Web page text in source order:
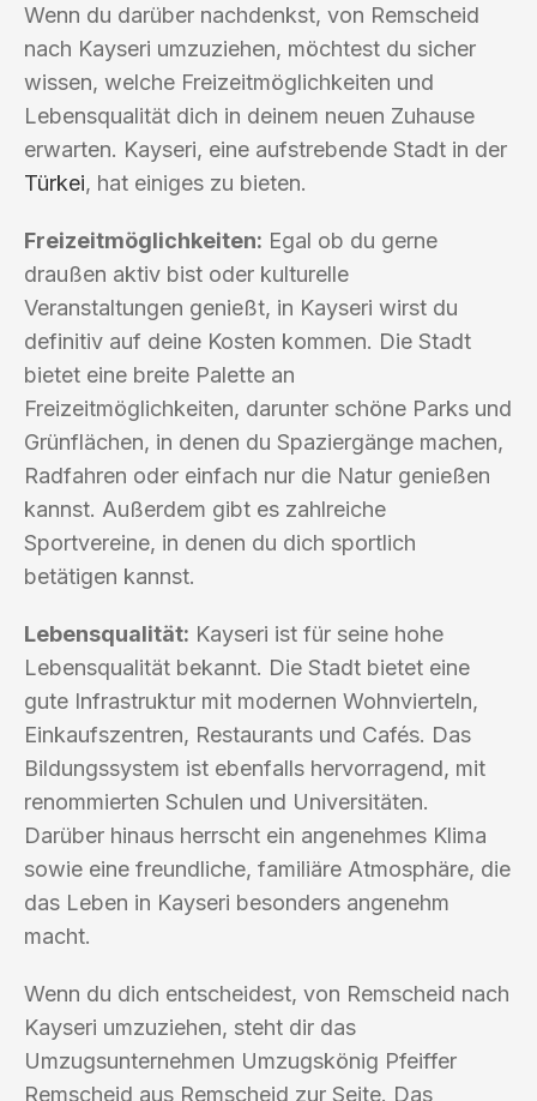
Wenn du darüber nachdenkst, von Remscheid
nach Kayseri umzuziehen, möchtest du sicher
wissen, welche Freizeitmöglichkeiten und
Lebensqualität dich in deinem neuen Zuhause
erwarten. Kayseri, eine aufstrebende Stadt in der
Türkei, hat einiges zu bieten.
Freizeitmöglichkeiten: Egal ob du gerne
draußen aktiv bist oder kulturelle
Veranstaltungen genießt, in Kayseri wirst du
definitiv auf deine Kosten kommen. Die Stadt
bietet eine breite Palette an
Freizeitmöglichkeiten, darunter schöne Parks und
Grünflächen, in denen du Spaziergänge machen,
Radfahren oder einfach nur die Natur genießen
kannst. Außerdem gibt es zahlreiche
Sportvereine, in denen du dich sportlich
betätigen kannst.
Lebensqualität: Kayseri ist für seine hohe
Lebensqualität bekannt. Die Stadt bietet eine
gute Infrastruktur mit modernen Wohnvierteln,
Einkaufszentren, Restaurants und Cafés. Das
Bildungssystem ist ebenfalls hervorragend, mit
renommierten Schulen und Universitäten.
Darüber hinaus herrscht ein angenehmes Klima
sowie eine freundliche, familiäre Atmosphäre, die
das Leben in Kayseri besonders angenehm
macht.
Wenn du dich entscheidest, von Remscheid nach
Kayseri umzuziehen, steht dir das
Umzugsunternehmen Umzugskönig Pfeiffer
Remscheid aus Remscheid zur Seite. Das